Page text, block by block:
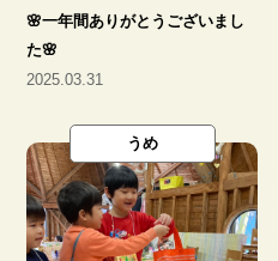
🌸一年間ありがとうございまし
た🌸
2025.03.31
うめ